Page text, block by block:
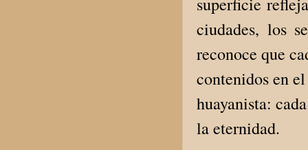
ciudades, los
reconoce que
contenidos en
huayanista:
la eternidad.